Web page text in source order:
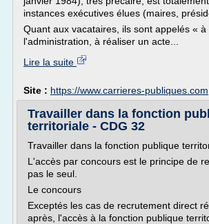
instances exécutives élues (maires,
Quant aux vacataires, ils sont appelés «
l'administration, à réaliser un acte...
Lire la suite
Site : https://www.carrieres-publiques.com
Travailler dans la fonction
territoriale - CDG 32
Travailler dans la fonction publique
L'accès par concours est le principe de
pas le seul.
Le concours
Exceptés les cas de recrutement direct
après, l'accès à la fonction publique